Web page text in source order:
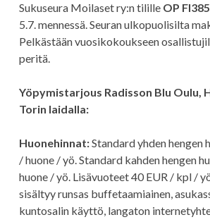
Sukuseura Moilaset ry:n tilille OP
5.7. mennessä. Seuran ulkopuolisilta
Pelkästään vuosikokoukseen
peritä.
Yöpymistarjous Radisson Blu Oulu,
Torin laidalla:
Huonehinnat:Standard yhden hengen
/ huone / yö. Standard kahden hengen
huone / yö. Lisävuoteet 40 EUR / kpl /
sisältyy runsas buffetaamiainen,
kuntosalin käyttö, langaton